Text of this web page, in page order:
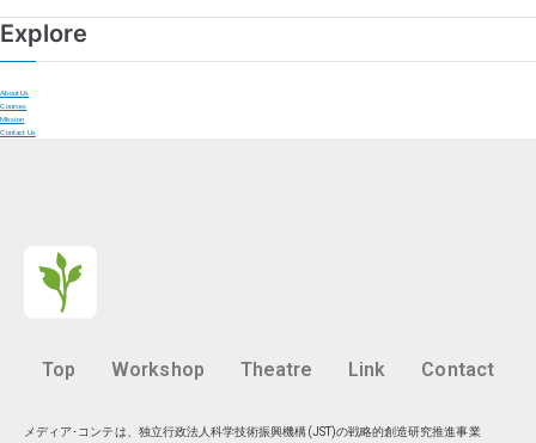
Explore
About Us
Courses
Mission
Contact Us
Top Workshop Theatre Link Contact
メディア･コンテは、独立行政法人科学技術振興機構(JST)の戦略的創造研究推進事業